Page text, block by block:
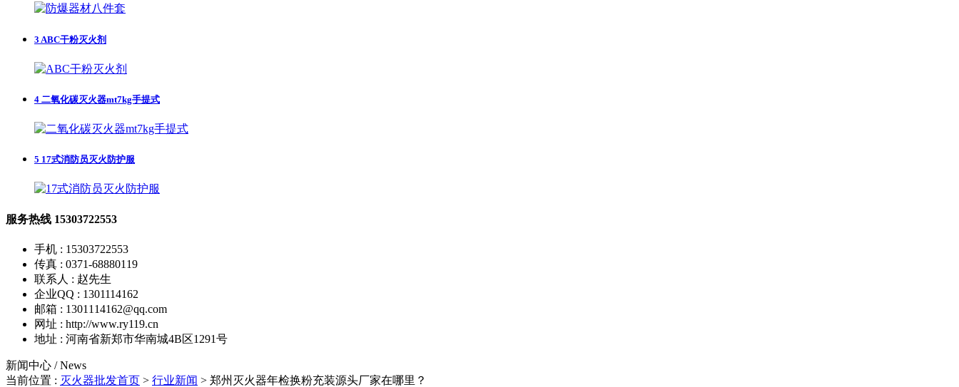
3 ABC干粉灭火剂
4 二氧化碳灭火器mt7kg手提式
5 17式消防员灭火防护服
服务热线 15303722553
手机 : 15303722553
传真 : 0371-68880119
联系人 : 赵先生
企业QQ : 1301114162
邮箱 : 1301114162@qq.com
网址 : http://www.ry119.cn
地址 : 河南省新郑市华南城4B区1291号
新闻中心 / News
当前位置 : 灭火器批发首页 > 行业新闻 > 郑州灭火器年检换粉充装源头厂家在哪里？